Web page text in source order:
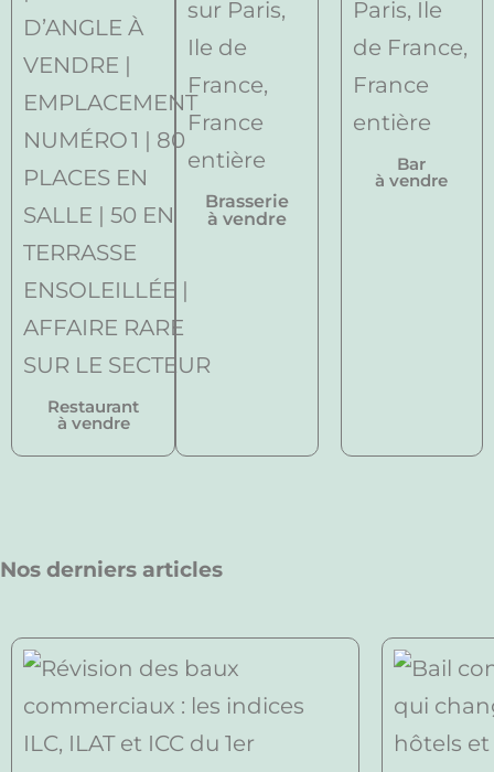
Restaurant
à vendre
Brasserie
à vendre
Bar
à vendre
Nos derniers articles